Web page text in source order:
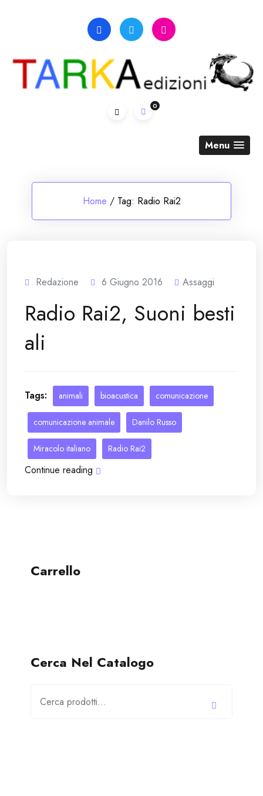
0
Menu
Home / Tag: Radio Rai2
Redazione 6 Giugno 2016 Assaggi
Radio Rai2, Suoni besti
ali
Tags: animali bioacustica comunicazione
comunicazione animale Danilo Russo
Miracolo italiano Radio Rai2
Continue reading
Carrello
Cerca Nel Catalogo